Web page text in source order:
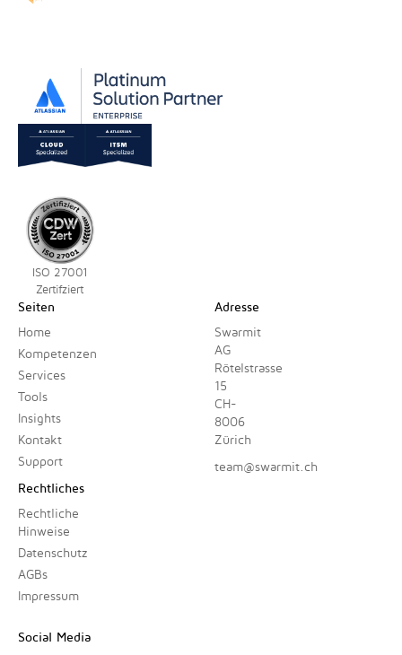
ISO 27001
Zertifziert
Seiten
Home
Kompetenzen
Services
Tools
Insights
Kontakt
Support
Adresse
Swarmit
AG
Rötelstrasse
15
CH-
8006
Zürich
team@swarmit.ch
Rechtliches
Rechtliche
Hinweise
Datenschutz
AGBs
Impressum
Social Media